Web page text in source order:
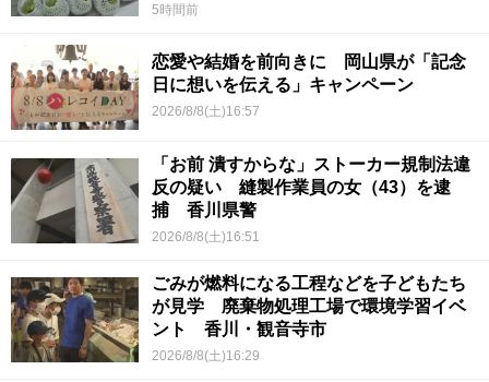
5時間前
恋愛や結婚を前向きに 岡山県が「記念
日に想いを伝える」キャンペーン
2026/8/8(土)16:57
「お前 潰すからな」ストーカー規制法違
反の疑い 縫製作業員の女（43）を逮
捕 香川県警
2026/8/8(土)16:51
ごみが燃料になる工程などを子どもたち
が見学 廃棄物処理工場で環境学習イベ
ント 香川・観音寺市
2026/8/8(土)16:29